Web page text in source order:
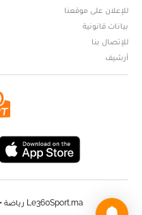
للإعلان على موقعنا
بيانات قانونية
للإتصال بنا
أرشيف
Le360Sport.ma رياضة • جميع الحقوق محفوضة - 2023